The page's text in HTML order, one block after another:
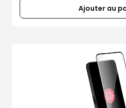
Ajouter au